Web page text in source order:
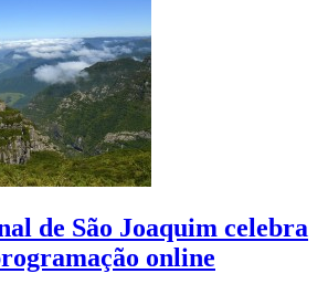
de São Joaquim celebra
online